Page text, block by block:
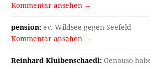
Kommentar ansehen →
pension: ev. Wildsee gegen Seefeld
Kommentar ansehen →
Reinhard Kluibenschaedl: Genauso